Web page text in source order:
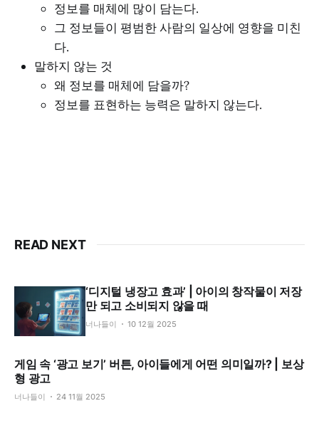
정보를 매체에 많이 담는다.
그 정보들이 평범한 사람의 일상에 영향을 미친
다.
말하지 않는 것
왜 정보를 매체에 담을까?
정보를 표현하는 능력은 말하지 않는다.
READ NEXT
‘디지털 냉장고 효과’ | 아이의 창작물이 저장
만 되고 소비되지 않을 때
너나들이 10 12월 2025
게임 속 ‘광고 보기’ 버튼, 아이들에게 어떤 의미일까? | 보상
형 광고
너나들이 24 11월 2025